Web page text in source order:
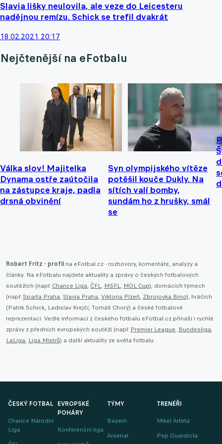
Slavia lišky neulovila, ale veze do Leicesteru
nadějnou remízu. Schick se trefil dvakrát
18.02.2021 20:17
Nejčtenější na eFotbalu
Válka slov! Majitelka
Dynama ostře zaútočila
na zástupce kraje, padla
drsná obvinění
Syn olympijského vítěze
potěšil kouče Dukly. Na
sítích valí bomby,
sundám ho z hrušky, smál
se
Robert Fritz - profil na eFotbal.cz - rozhovory, komentáře, analýzy a
články. Na eFotbalu najdete aktuality a zprávy o českých fotbalových
soutěžích (např. Chance Liga, ČFL, MSFL, MOL Cup), domácích týmech
(např. Sparta Praha, Slavia Praha, Viktoria Plzeň, Zbrojovka Brno), hráčích
(Patrik Schick, Ladislav Krejčí, Tomáš Chorý) a české fotbalové
reprezentaci. Vedle informací z českého fotbalu eFotbal.cz přináší i rychlé
zprávy z předních evropských soutěží (např. Premier League, Bundesliga,
LaLiga, Liga Mistrů) a další aktuality ze světa fotbalu.
ČESKÝ FOTBAL
Chance Národní
Liga
EVROPSKÉ
POHÁRY
Konferenční liga
TÝMY
Bayern
Arsenal
TRENÉŘI
Mikel Arteta
Pep Guardiola